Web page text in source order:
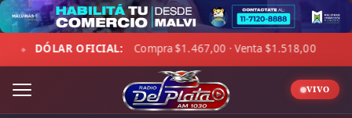
Skip
to
content$1.467,00 · Venta $1.518,00 ◆ ☁ LA PAMPA: 9°C ·
VIVO